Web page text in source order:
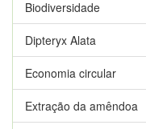
Biodiversidade
Dipteryx Alata
Economia circular
Extração da amêndoa